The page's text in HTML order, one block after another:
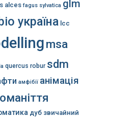
alces fagus sylvatica glm
україна lcc
msa
quercus robur sdm
амфібії анімація
дуб звичайний